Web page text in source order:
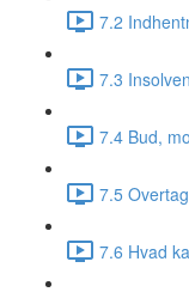
7.2
7.3
7.4 Bud,
7.5
7.6 Hvad